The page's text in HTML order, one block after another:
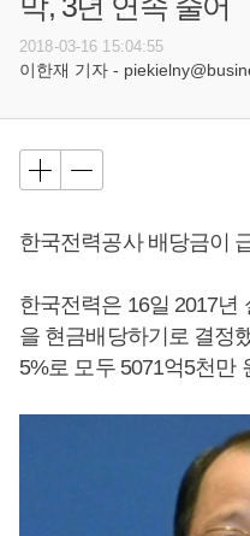
2018-03-16 15:04:55
이한재 기자 -
한국전력공사 배당금이
한국전력은 16일 2017년
을 현금배당하기로 결정
5%로 모두 5071억5천만